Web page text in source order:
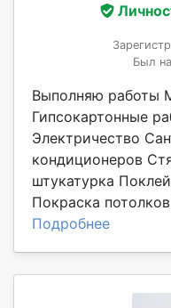
Был
Выполняю работы
Гипсокартонные
Электричество
кондиционеров
штукатурка
Покраска
Подробнее